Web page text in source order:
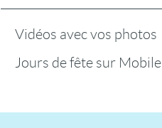
Vidéos avec vos photos
Jours de fête sur Mobile